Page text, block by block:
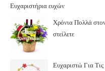
Ευχαριστήρια ευχών
Χρόνια Πολλά
στείλετε
Ευχαριστώ Για